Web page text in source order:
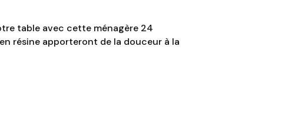
table avec cette ménagère 24
résine apporteront de la douceur à la